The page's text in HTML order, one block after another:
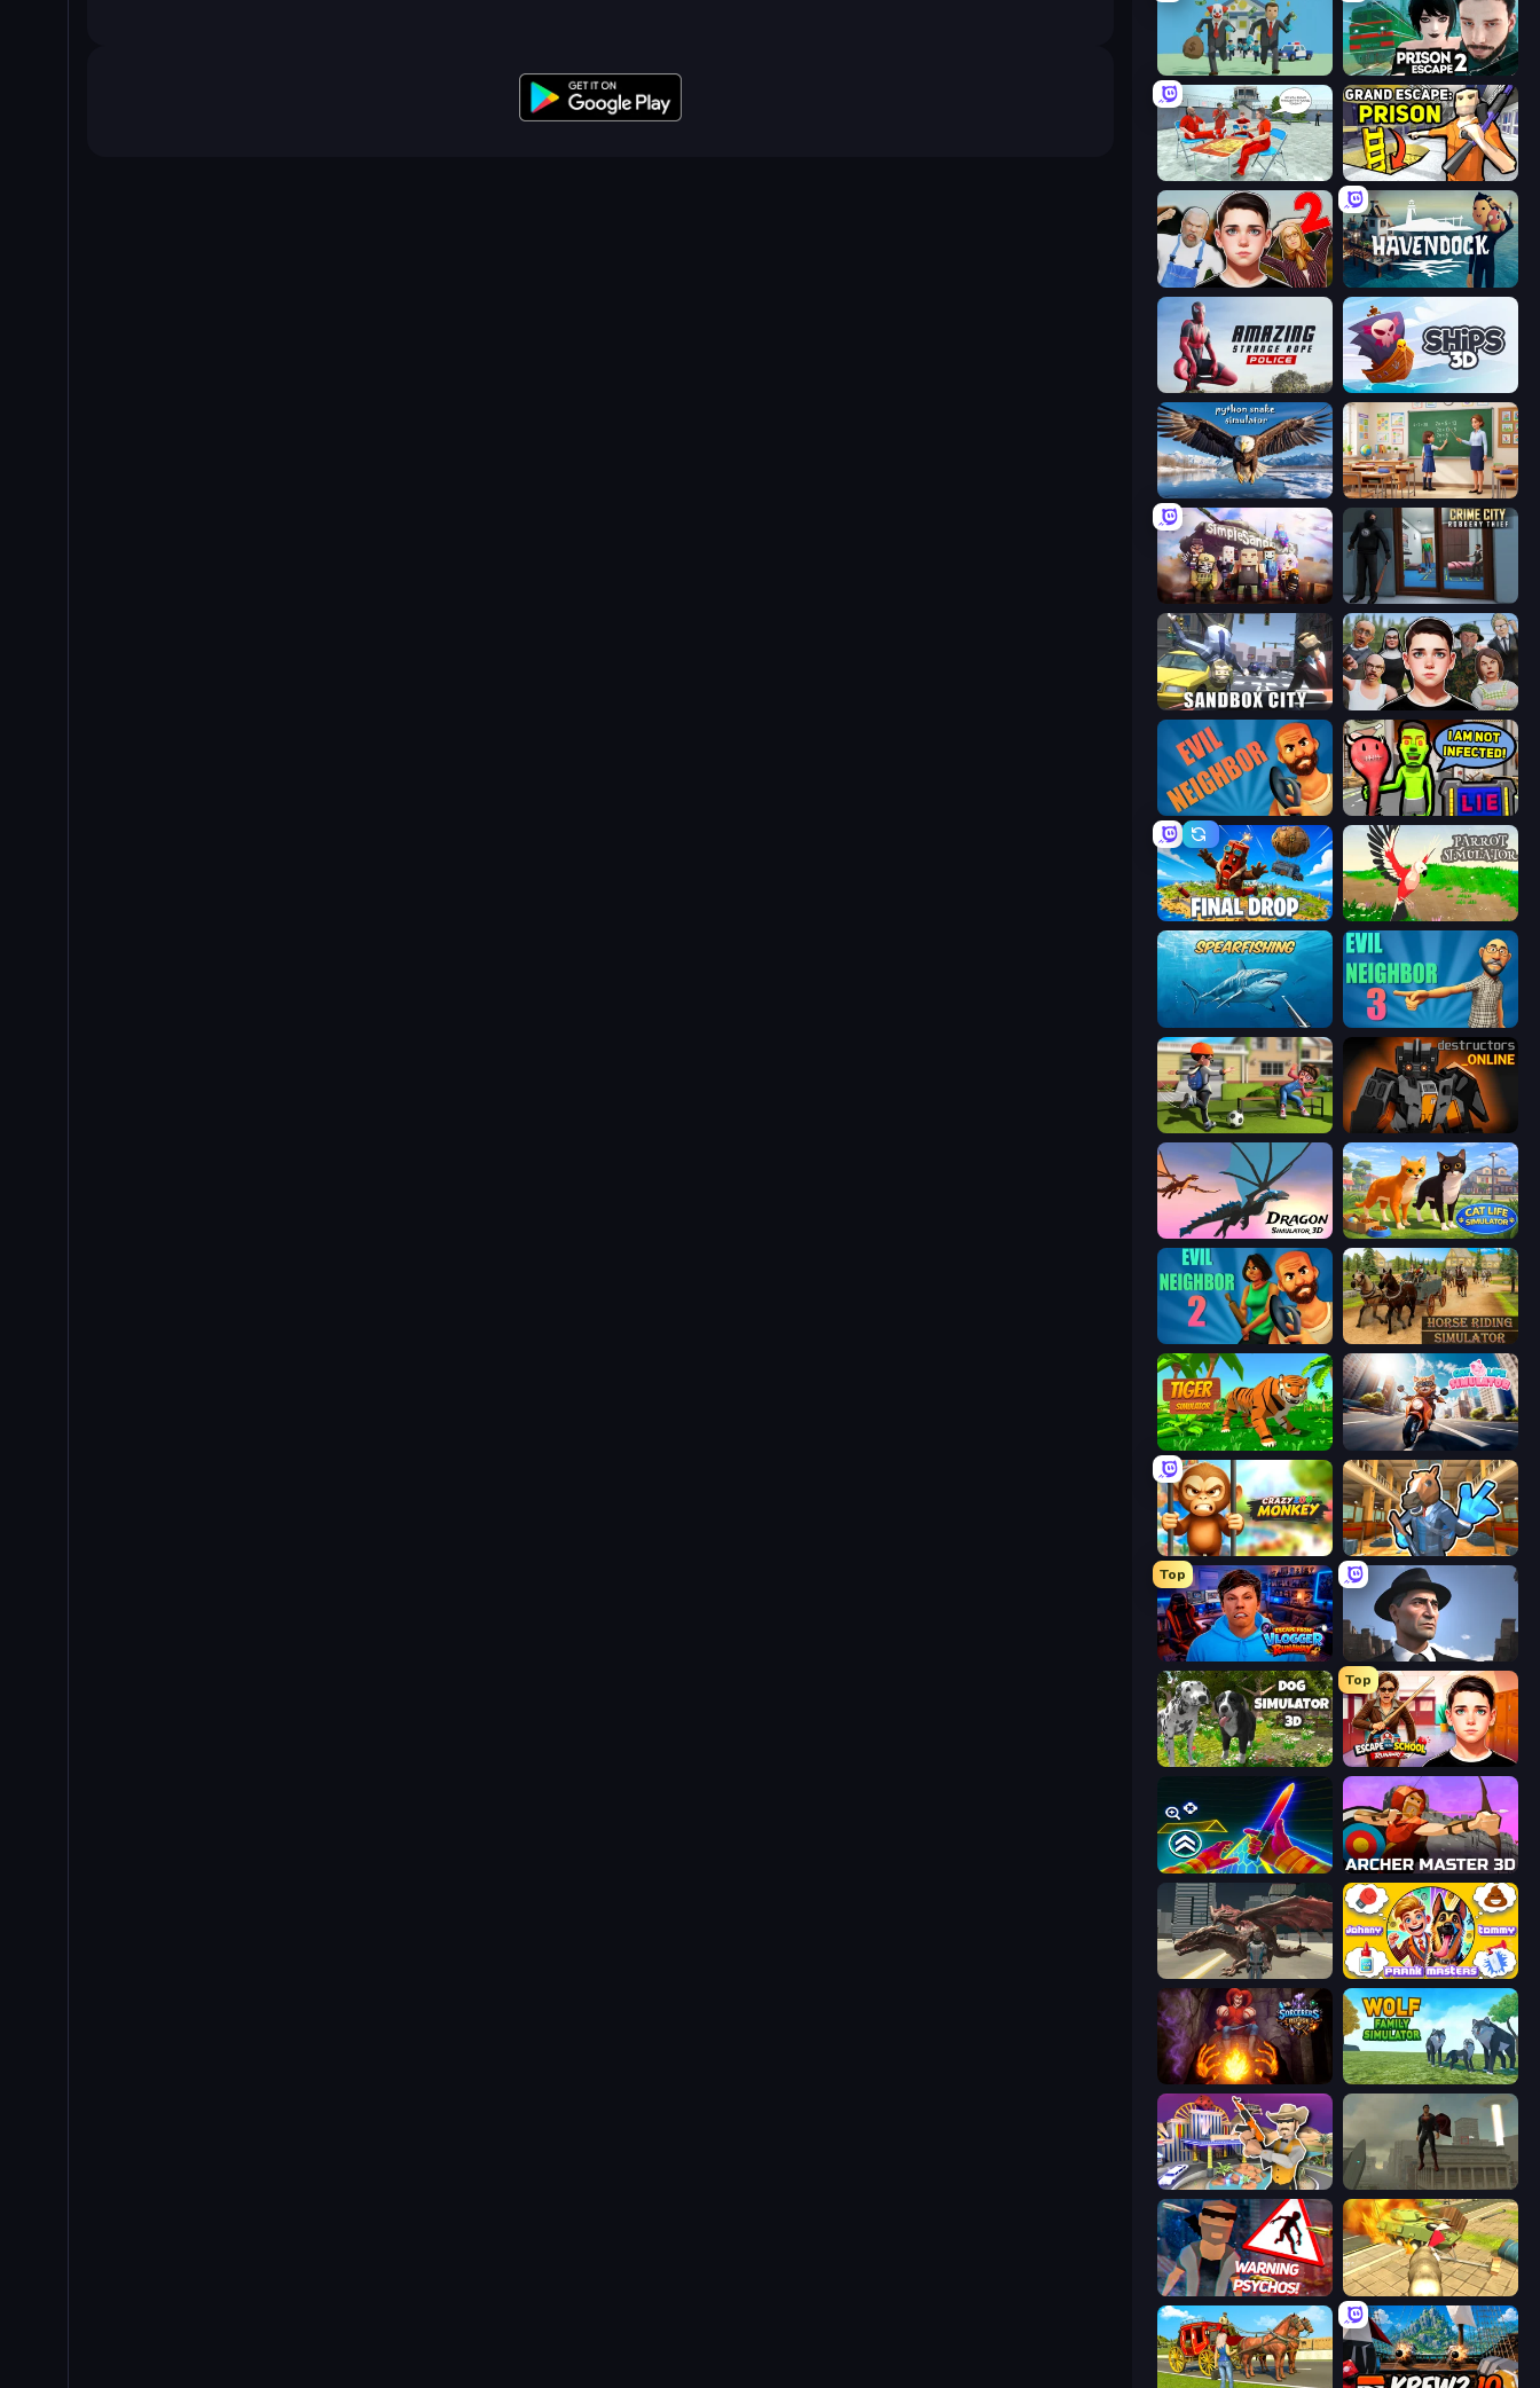
Bank Heist Prison Escape 2
Alcatraz Prison Escape Plan Grand Escape: Prison
Schoolboy Escape 2 Havendock (Pre-Alpha)
Amazing Strange Rope Police Ships 3D
Python Snake Simulator High School Teacher Simulator
Simple Sandbox 3 Crime City Robbery Thief Games
Sandbox City Schoolboy Escape: Runaway
Evil Neighbor I Am Not Infected!
Final Drop Parrot Simulator
Evil Neighbor 3
The Prank King Destructors Online
Dragon Simulator 3D Cat Life Simulator 3D
Evil Neighbor 2 Horse Riding Simulator
Tiger Simulator 3D Cat Life Simulator
Crazy Zoo Monkey Bank Robbery 2
Top
Escape from Vlogger: Runaway Downtown 1930s Mafia
Dog Simulator 3D
Top
Escape from School: Runaway
Surf GO Parkour Archer Master 3D: Castle Defense
Dragon Vice City Johnny n Tommy - Prank Masters
Sorcerers Refuge Wolf Family Simulator
Casino Robbery The Superman - Theme is Aliens
City of Psychos Wild Animal Zoo City Simulator